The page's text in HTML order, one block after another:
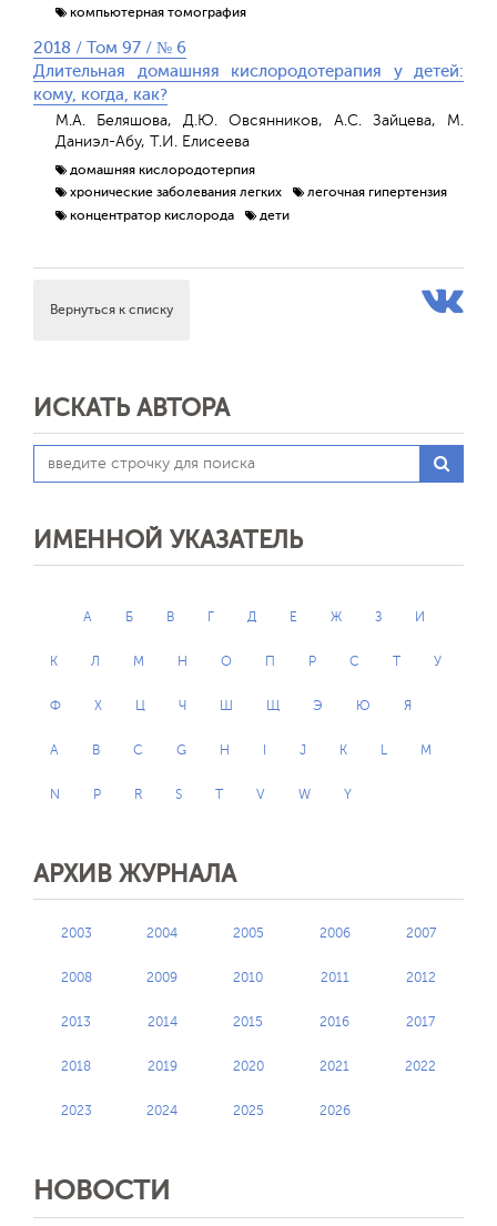
компьютерная томография
2018 / Том 97 / № 6
Длительная домашняя кислородотерапия у детей:
кому, когда, как?
М.А. Беляшова, Д.Ю. Овсянников, А.С. Зайцева, М.
Даниэл-Абу, Т.И. Елисеева
домашняя кислородотерпия
хронические заболевания легких
легочная гипертензия
концентратор кислорода
дети
Вернуться к списку
ИСКАТЬ АВТОРА
ИМЕННОЙ УКАЗАТЕЛЬ
А Б В Г Д Е Ж З И
К Л М Н О П Р С Т У
Ф Х Ц Ч Ш Щ Э Ю Я
A B C G H I J K L M
N P R S T V W Y
АРХИВ ЖУРНАЛА
2003 2004 2005 2006 2007
2008 2009 2010 2011 2012
2013 2014 2015 2016 2017
2018 2019 2020 2021 2022
2023 2024 2025 2026
НОВОСТИ